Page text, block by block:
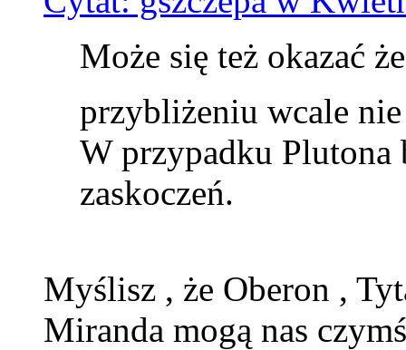
Może się też okazać
przybliżeniu wcale
W przypadku Plutona
zaskoczeń.
Myślisz , że Oberon ,
Miranda mogą nas